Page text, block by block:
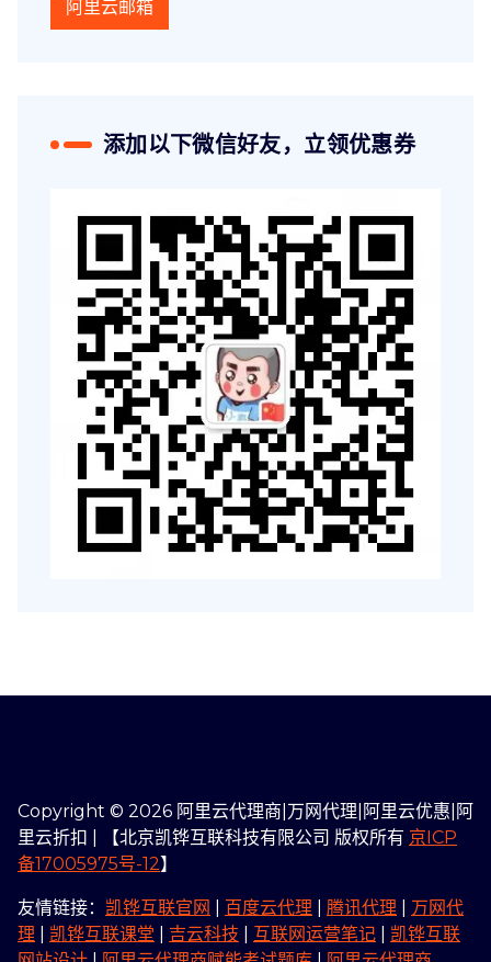
阿里云邮箱
添加以下微信好友，立领优惠券
Copyright © 2026 阿里云代理商|万网代理|阿里云优惠|阿
里云折扣 | 【北京凯铧互联科技有限公司 版权所有 京ICP
备17005975号-12】
友情链接： 凯铧互联官网 百度云代理 腾讯代理
万网代
理
凯铧互联课堂 吉云科技 互联网运营笔记
凯铧互联